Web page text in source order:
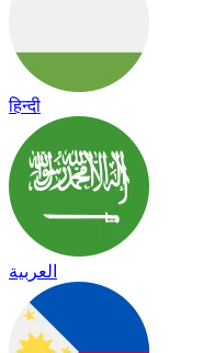
हिन्दी
العربية